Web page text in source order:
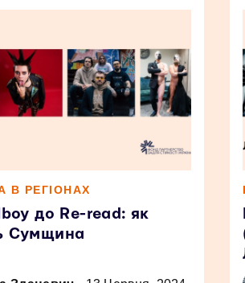
В РЕГІОНАХ
до Re-read: як
Сумщина